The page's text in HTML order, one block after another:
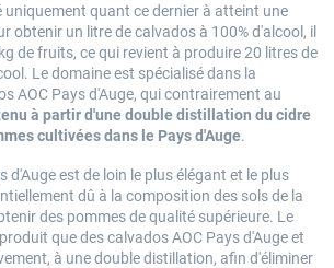
uniquement quant ce dernier à atteint une
obtenir un litre de calvados à 100% d'alcool, il
de fruits, ce qui revient à produire 20 litres de
Le domaine est spécialisé dans la
AOC Pays d'Auge, qui contrairement au
à partir d'une double distillation du cidre
cultivées dans le Pays d'Auge.
d'Auge est de loin le plus élégant et le plus
dû à la composition des sols de la
des pommes de qualité supérieure. Le
que des calvados AOC Pays d'Auge et
à une double distillation, afin d'éliminer